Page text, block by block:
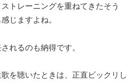
トレーニングを重ねてきたそう
じますよね。
れるのも納得です。
を聴いたときは、正直ビックリし